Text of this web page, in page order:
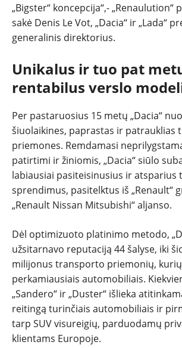
PATARIMAI
„Bigster“ koncepcija“,-
sakė Denis Le Vot, „Dacia“ ir „Lada“
generalinis direktorius.
Unikalus ir tuo pat
rentabilus verslo
Per pastaruosius 15 metų „Dacia“
šiuolaikines, paprastas ir patrauklias
priemones. Remdamasi
patirtimi ir žiniomis, „Dacia“ siūlo
labiausiai pasiteisinusius ir atsparius
sprendimus, pasitelktus iš „Renault“
„Renault Nissan Mitsubishi“ aljanso.
Dėl optimizuoto platinimo metodo,
užsitarnavo reputaciją 44 šalyse, iki
milijonus transporto priemonių,
perkamiausiais automobiliais.
„Sandero“ ir „Duster“ išlieka
reitingą turinčiais automobiliais ir
tarp SUV visureigių, parduodamų
klientams Europoje.